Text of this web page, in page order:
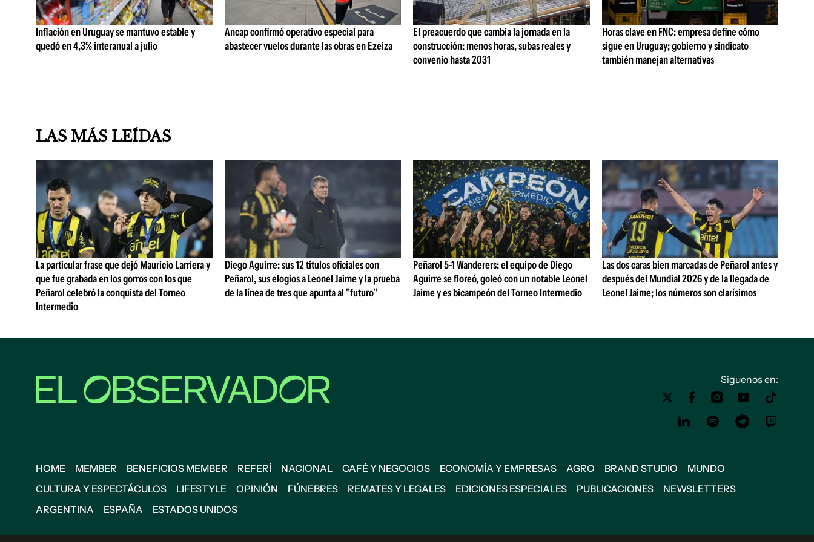
Inflación en Uruguay se mantuvo estable y
quedó en 4,3% interanual a julio
Ancap confirmó operativo especial para
abastecer vuelos durante las obras en Ezeiza
El preacuerdo que cambia la jornada en la
construcción: menos horas, subas reales y
convenio hasta 2031
Horas clave en FNC: empresa define cómo
sigue en Uruguay; gobierno y sindicato
también manejan alternativas
LAS MÁS LEÍDAS
La particular frase que dejó Mauricio Larriera y
que fue grabada en los gorros con los que
Peñarol celebró la conquista del Torneo
Intermedio
Diego Aguirre: sus 12 títulos oficiales con
Peñarol, sus elogios a Leonel Jaime y la prueba
de la línea de tres que apunta al "futuro"
Peñarol 5-1 Wanderers: el equipo de Diego
Aguirre se floreó, goleó con un notable Leonel
Jaime y es bicampeón del Torneo Intermedio
Las dos caras bien marcadas de Peñarol antes y
después del Mundial 2026 y de la llegada de
Leonel Jaime; los números son clarísimos
Siguenos en:
HOME MEMBER BENEFICIOS MEMBER REFERÍ NACIONAL CAFÉ Y NEGOCIOS ECONOMÍA Y EMPRESAS AGRO BRAND STUDIO
MUNDO
CULTURA Y ESPECTÁCULOS
LIFESTYLE OPINIÓN FÚNEBRES REMATES Y LEGALES EDICIONES ESPECIALES PUBLICACIONES
NEWSLETTERS
ARGENTINA
ESPAÑA ESTADOS UNIDOS